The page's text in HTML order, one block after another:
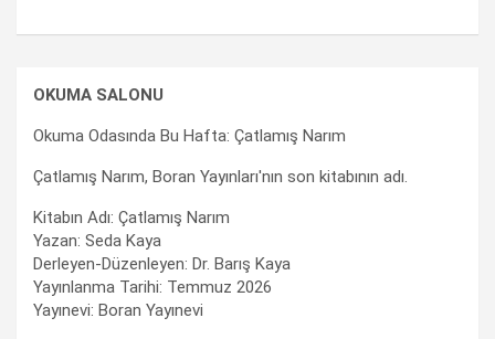
OKUMA SALONU
Okuma Odasında Bu Hafta: Çatlamış Narım
Çatlamış Narım, Boran Yayınları'nın son kitabının adı.
Kitabın Adı: Çatlamış Narım
Yazan: Seda Kaya
Derleyen-Düzenleyen: Dr. Barış Kaya
Yayınlanma Tarihi: Temmuz 2026
Yayınevi: Boran Yayınevi